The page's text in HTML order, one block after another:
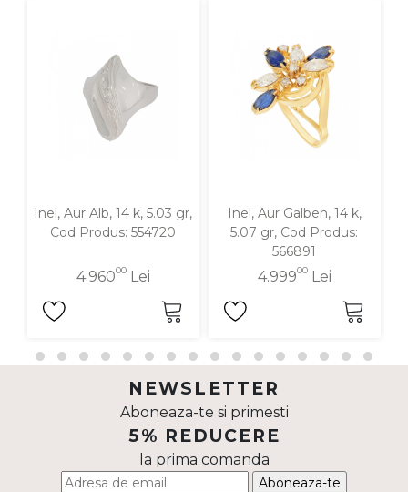
Inel, Aur Alb, 14 k, 5.03 gr,
Cod Produs: 554720
4.96000Lei
Inel, Aur Galben, 14 k,
5.07 gr, Cod Produs:
566891
4.99900Lei
NEWSLETTER
Aboneaza-te si primesti
5% REDUCERE
la prima comanda
Aboneaza-te